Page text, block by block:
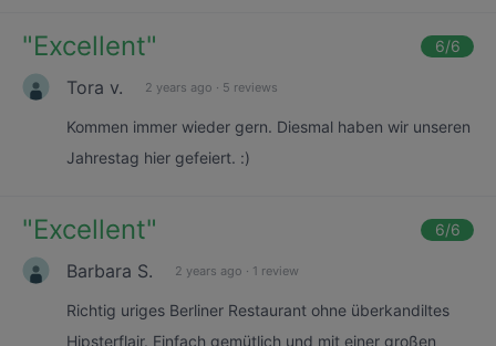
"Excellent" 6/6
Tora v. 2 years ago · 5 reviews
Kommen immer wieder gern. Diesmal haben wir unseren
Jahrestag hier gefeiert. :)
"Excellent" 6/6
Barbara S. 2 years ago · 1 review
Richtig uriges Berliner Restaurant ohne überkandiltes
Hipsterflair. Einfach gemütlich und mit einer großen